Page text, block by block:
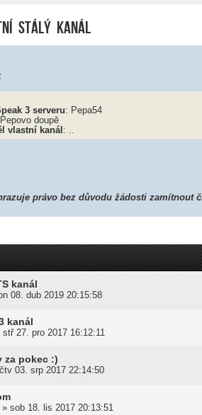
stálý kanál
3 serveru: Pepa54
doupě
vlastní kanál : ..
právo bez důvodu žádosti zamítnout
kanál
08. dub 2019 20:15:58
kanál
stř 27. pro 2017 16:12:11
za pokec :)
čtv 03. srp 2017 22:14:50
» sob 18. lis 2017 20:13:51